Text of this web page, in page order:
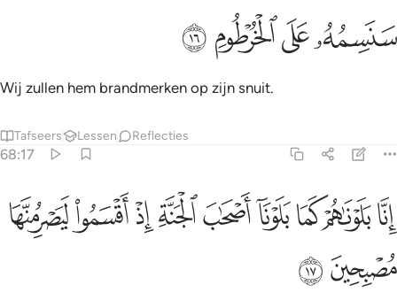
سنسمه على الخرطوم ١٦
سَنَسِمُهُۥ عَلَى ٱلْخُرْطُومِ ١٦
ﳍﳎﳏﳐ
Wij zullen hem brandmerken op zijn snuit.
Tafseers Lessen Reflecties
68:17
انا بلوناهم كما بلونا اصحاب الجنة اذ اقسموا ليصرمنها مصبحين ١٧
إِنَّا بَلَوْنَـٰهُمْ كَمَا بَلَوْنَآ أَصْحَـٰبَ ٱلْجَنَّةِ إِذْ أَقْسَمُوا۟ لَيَصْرِمُنَّهَا مُصْبِحِينَ ١٧
ﱁﱂﱃﱄﱅﱆﱇﱈﱉ
ﱊﱋ